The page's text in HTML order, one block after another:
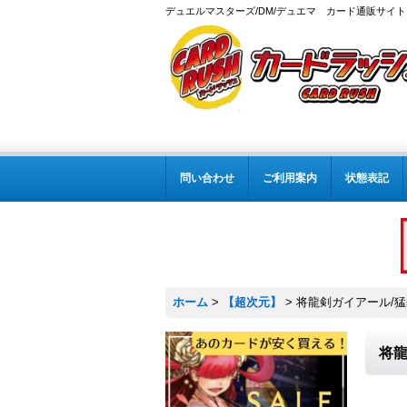
デュエルマスターズ/DM/デュエマ カード通販サイト
問い合わせ ご利用案内 状態表記
ホーム > 【超次元】 > 将龍剣ガイアール/
将